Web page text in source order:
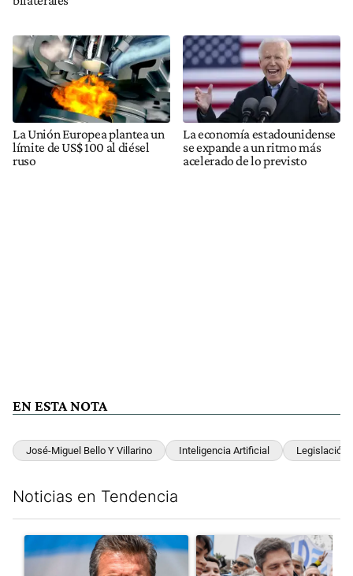
La Unión Europea plantea un
límite de US$ 100 al diésel
ruso
La economía estadounidense
se expande a un ritmo más
acelerado de lo previsto
EN ESTA NOTA
José-Miguel Bello Y Villarino Inteligencia Artificial Legislación
Noticias en Tendencia
Un artículo de tendencia con el título "Negociaciones en el
Un artículo de tendencia con